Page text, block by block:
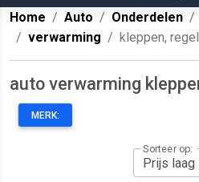
Home
Auto Onderdelen
verwarming
kleppen,
auto verwarming
MERK:
Sorteer op: